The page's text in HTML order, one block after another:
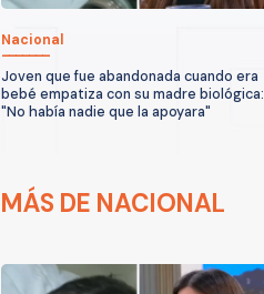
Nacional
Joven que fue abandonada cuando era
bebé empatiza con su madre biológica:
"No había nadie que la apoyara"
MÁS DE NACIONAL